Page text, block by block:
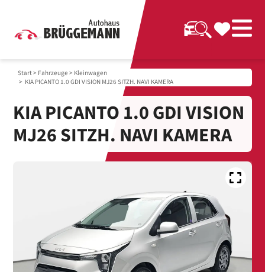
Start> Fahrzeuge > Kleinwagen
> KIA PICANTO 1.0 GDI VISION MJ26 SITZH. NAVI KAMERA
KIA PICANTO 1.0 GDI VISION
MJ26 SITZH. NAVI KAMERA